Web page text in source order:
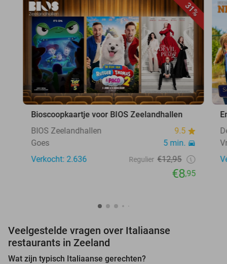
31%
Bioscoopkaartje voor BIOS Zeelandhallen
BIOS Zeelandhallen
9.5
Goes
5 min.
Verkocht: 2.636
Regulier €12,95
€8,95
Veelgestelde vragen over Italiaanse
restaurants in Zeeland
Wat zijn typisch Italiaanse gerechten?